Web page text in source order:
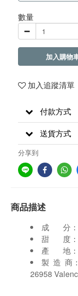
數量
加入購物
加入追蹤清單
付款方式
送貨方式
分享到
商品描述
成 分：
甜 度：
產 地
製 造 商
26958